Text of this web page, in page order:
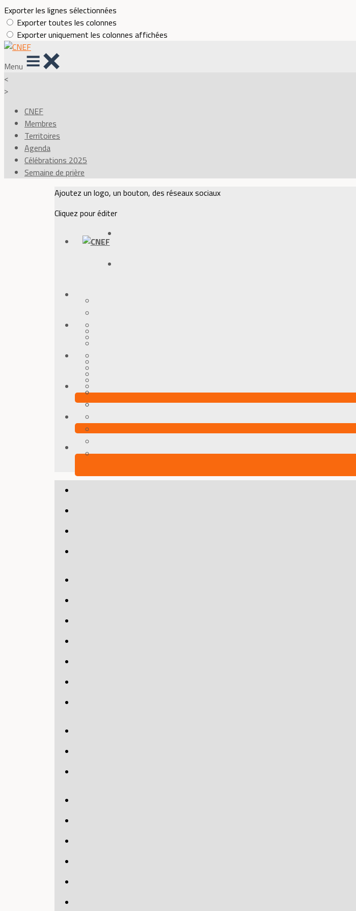
Exporter les lignes sélectionnées
Exporter toutes les colonnes
Exporter uniquement les colonnes affichées
Menu
<
>
CNEF
Membres
Territoires
Agenda
Célébrations 2025
Semaine de prière
Ajoutez un logo, un bouton, des réseaux sociaux
Cliquez pour éditer